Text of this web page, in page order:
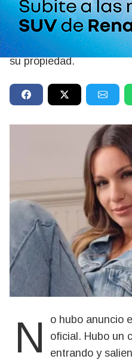
Mientras el barrio
de Mirtha Legrand, otro
zona: Carolina
su propiedad.
No hubo anuncio en redes ni comunicado
oficial. Hubo un
entrando y